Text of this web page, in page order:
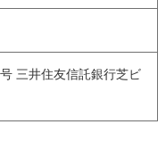
三井住友信託銀行芝ビ